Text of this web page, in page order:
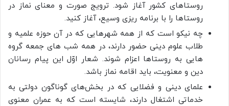
روستاهای کشور آغاز شود. ترویج صورت و معنای نماز در
روستاها را با برنامه ریزی وسیع، آغاز کنید.
چه نیکو است که از همه شهرهایی که در آن حوزه علمیه و
طلاب علوم دینی حضور دارند، در همه شب های جمعه گروه
هایی به روستاها اعزام شوند. شعار اوّل این پیام رسانان
دین و معنویت، باید اقامه نماز باشد.
علمای دینی و فضلایی که در بخش‌های گوناگون دولتی به
خدماتی اشتغال دارند، شایسته است که به عمران معنوی